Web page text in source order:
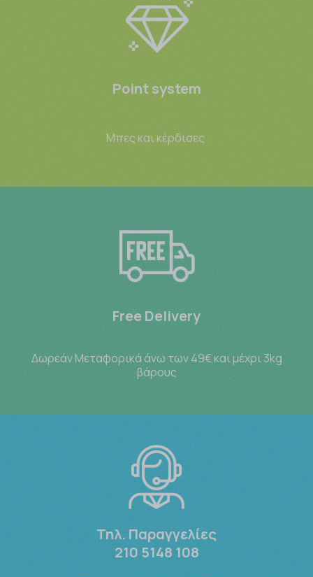
Point system
Μπες και κέρδισες
Free Delivery
Δωρεάν Μεταφορικά άνω των 49€ και μέχρι 3kg
βάρους
Τηλ. Παραγγελίες
210 5148 108